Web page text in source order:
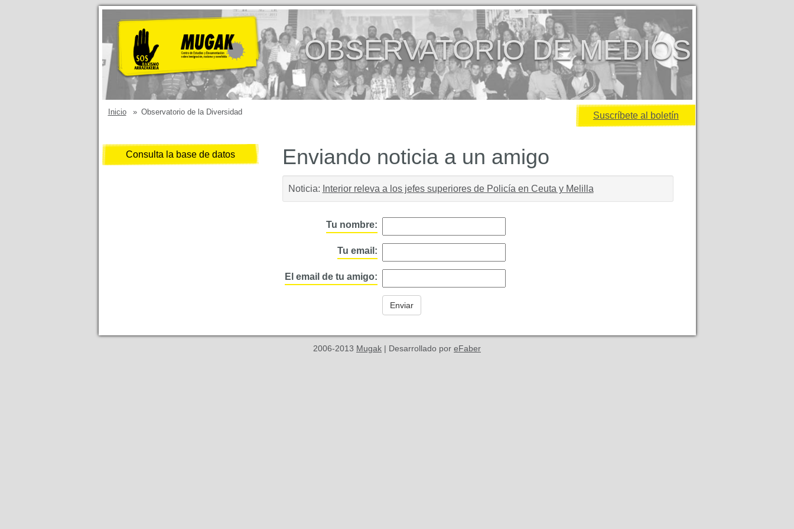
OBSERVATORIO DE MEDIOS
Inicio » Observatorio de la Diversidad Suscríbete al boletín
Consulta la base de datos Enviando noticia a un amigo
Noticia: Interior releva a los jefes superiores de Policía en Ceuta y Melilla
Tu nombre:
Tu email:
El email de tu amigo:
2006-2013 Mugak | Desarrollado por eFaber